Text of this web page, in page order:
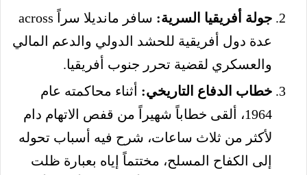
جولة أفريقيا السرية:
سافر مانديلا سراً across
عدة دول أفريقية للحشد الدولي والدعم المالي
والعسكري لقضية تحرر جنوب أفريقيا.
خطاب الدفاع التاريخي: أثناء محاكمته عام
1964، ألقى خطاباً شهيراً من قفص الاتهام دام
لأكثر من ثلاث ساعات، شرح فيه أسباب تحوله
إلى الكفاح المسلح، مختتماً إياه بعبارة ظلت